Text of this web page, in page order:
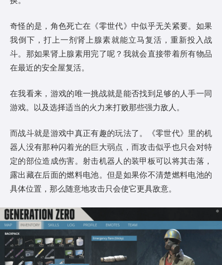
奇怪的是，角色死亡在《零世代》中似乎无关紧要。如果
我倒下，打上一剂肾上腺素就能立马复活，重新投入战
斗。那如果肾上腺素用完了呢？我就会直接带着所有物品
在最近的安全屋复活。
在我看来，游戏的唯一挑战就是能否找到足够的人手一同
游戏。以及选择适当的火力来打败那些强力敌人。
而战斗就是游戏中真正有趣的玩法了。《零世代》里的机
器人没有那种闪着光的巨大弱点，而攻击似乎也只会对特
定的部位造成伤害。射击机器人的装甲板可以将其击落，
露出藏在后面的燃料电池。但是如果你不清楚燃料电池的
具体位置，那么随意地攻击只会使它更具敌意。